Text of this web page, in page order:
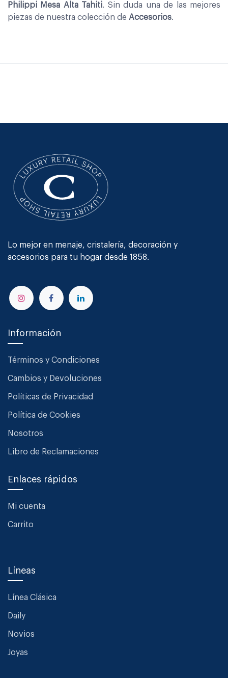
Philippi Mesa Alta Tahiti. Sin duda una de las mejores
piezas de nuestra colección de Accesorios.
Lo mejor en menaje, cristalería, decoración y
accesorios para tu hogar desde 1858.
Información
Términos y Condiciones
Cambios y Devoluciones
Políticas de Privacidad
Política de Cookies
Nosotros
Libro de Reclamaciones
Enlaces rápidos
Mi cuenta
Carrito
Líneas
Línea Clásica
Daily
Novios
Joyas